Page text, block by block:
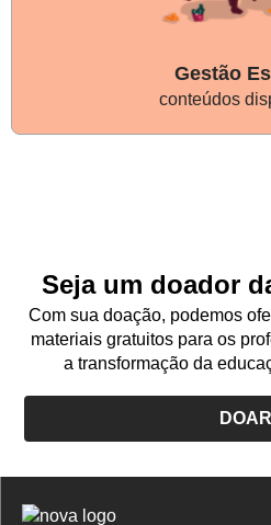
Gestão
conteúdos
Seja um doador
Com sua doação, podemos
materiais gratuitos para os
a transformação da
DOAR
Logo